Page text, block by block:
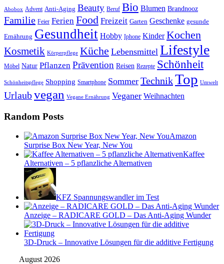
Abobox Advent Anti-Aging Beauty Beruf Bio Blumen Brandnooz
Familie Feier Ferien Food Freizeit Garten Geschenke gesunde
Ernährung Gesundheit Hobby Iphone Kinder Kochen
Kosmetik Körperpflege Küche Lebensmittel Lifestyle
Möbel Natur Pflanzen Prävention Reisen Rezepte Schönheit
Schönheitspflege Shopping Smartphone Sommer TechnikTop Umwelt
Urlaubvegan Vegane Ernährung Veganer Weihnachten
Random Posts
Amazon
Surprise Box New Year, New You
Kaffee
Alternativen – 5 pflanzliche Alternativen
KFZ Spannungswandler im Test
Anzeige – RADICARE GOLD – Das Anti-Aging Wunder
3D-Druck – Innovative Lösungen für die additive Fertigung
August 2026